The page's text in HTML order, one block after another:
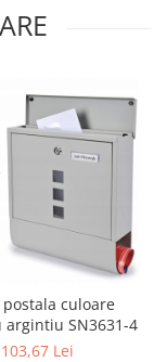
postala culoare
SN3631-4
103,67 Lei